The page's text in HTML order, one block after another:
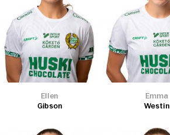
Ellen
Gibson
Emma
Westin